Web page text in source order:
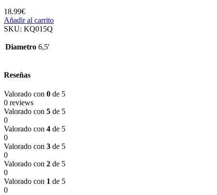
18.99€
Añadir al carrito
SKU: KQ015Q
Diametro 6,5'
Reseñas
Valorado con 0 de 5
0 reviews
Valorado con 5 de 5
0
Valorado con 4 de 5
0
Valorado con 3 de 5
0
Valorado con 2 de 5
0
Valorado con 1 de 5
0